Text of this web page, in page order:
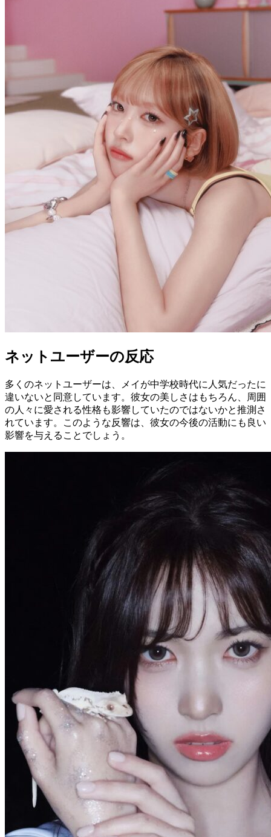
ネットユーザーの反応
多くのネットユーザーは、メイが中学校時代に人気だったに
違いないと同意しています。彼女の美しさはもちろん、周囲
の人々に愛される性格も影響していたのではないかと推測さ
れています。このような反響は、彼女の今後の活動にも良い
影響を与えることでしょう。